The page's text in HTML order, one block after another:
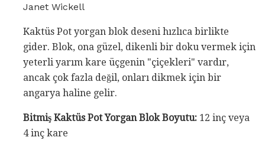
Janet Wickell
Kaktüs Pot yorgan blok deseni hızlıca birlikte
gider. Blok, ona güzel, dikenli bir doku vermek için
yeterli yarım kare üçgenin "çiçekleri" vardır,
ancak çok fazla değil, onları dikmek için bir
angarya haline gelir.
Bitmiş Kaktüs Pot Yorgan Blok Boyutu: 12 inç veya
4 inç kare